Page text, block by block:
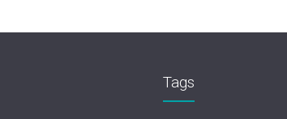
Tags